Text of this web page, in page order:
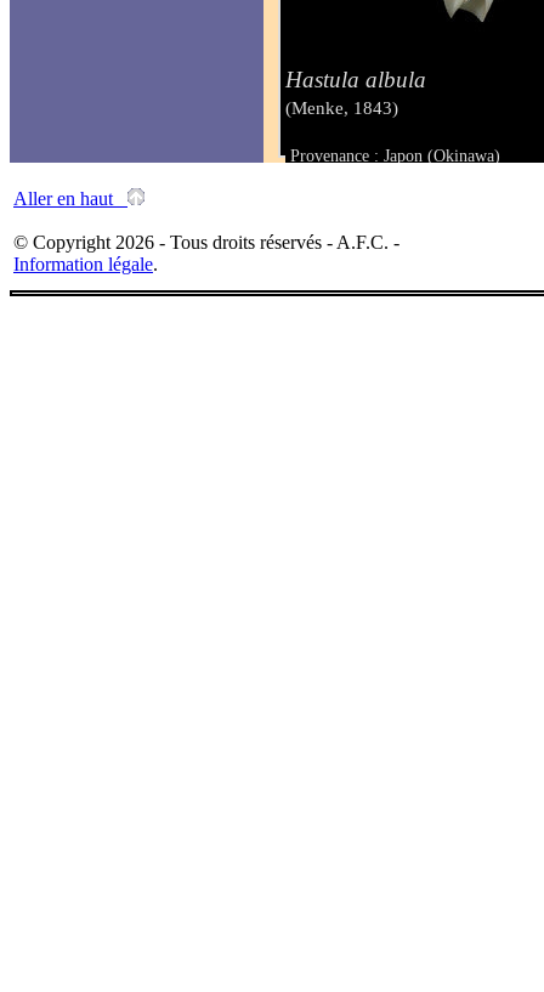
Hastula albula
(Menke, 1843)
Provenance : Japon (Okinawa)
Aller en haut
© Copyright 2026 - Tous droits réservés - A.F.C. -
Information légale.